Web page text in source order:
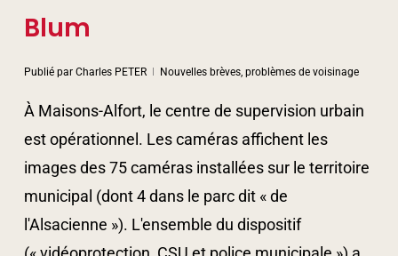
Blum
Publié par Charles PETER Nouvelles brèves, problèmes de voisinage
À Maisons-Alfort, le centre de supervision urbain
est opérationnel. Les caméras affichent les
images des 75 caméras installées sur le territoire
municipal (dont 4 dans le parc dit « de
l'Alsacienne »). L'ensemble du dispositif